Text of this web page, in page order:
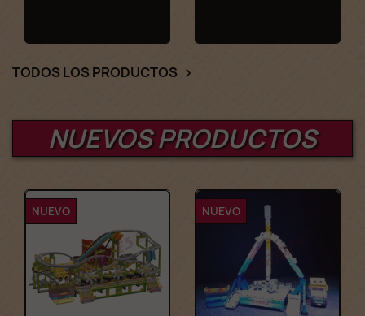
TODOS LOS PRODUCTOS 
NUEVOS PRODUCTOS
NUEVO NUEVO